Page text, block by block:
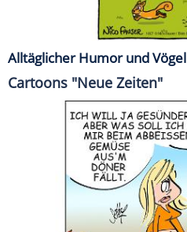
Alltäglicher Humor und Vögel
Cartoons "Neue Zeiten"